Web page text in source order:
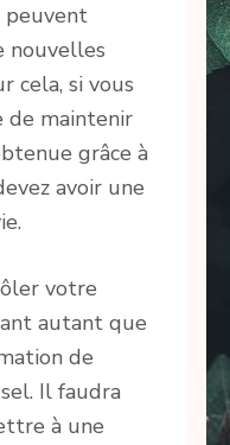
peuvent
nouvelles
cela, si vous
de maintenir
grâce à
avoir une
votre
autant que
de
Il faudra
à une